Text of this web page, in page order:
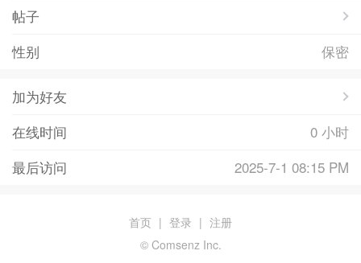
帖子
性别
保密
加为好友
在线时间
0 小时
最后访问
2025-7-1 08:15 PM
首页 | 登录 | 注册
© Comsenz Inc.